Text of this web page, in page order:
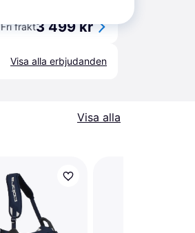
Fri frakt3 499 kr
Visa alla erbjudanden
Visa alla